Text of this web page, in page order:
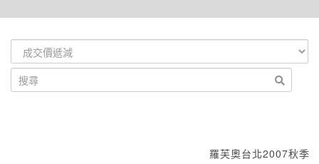
羅芙奧台北2007秋季